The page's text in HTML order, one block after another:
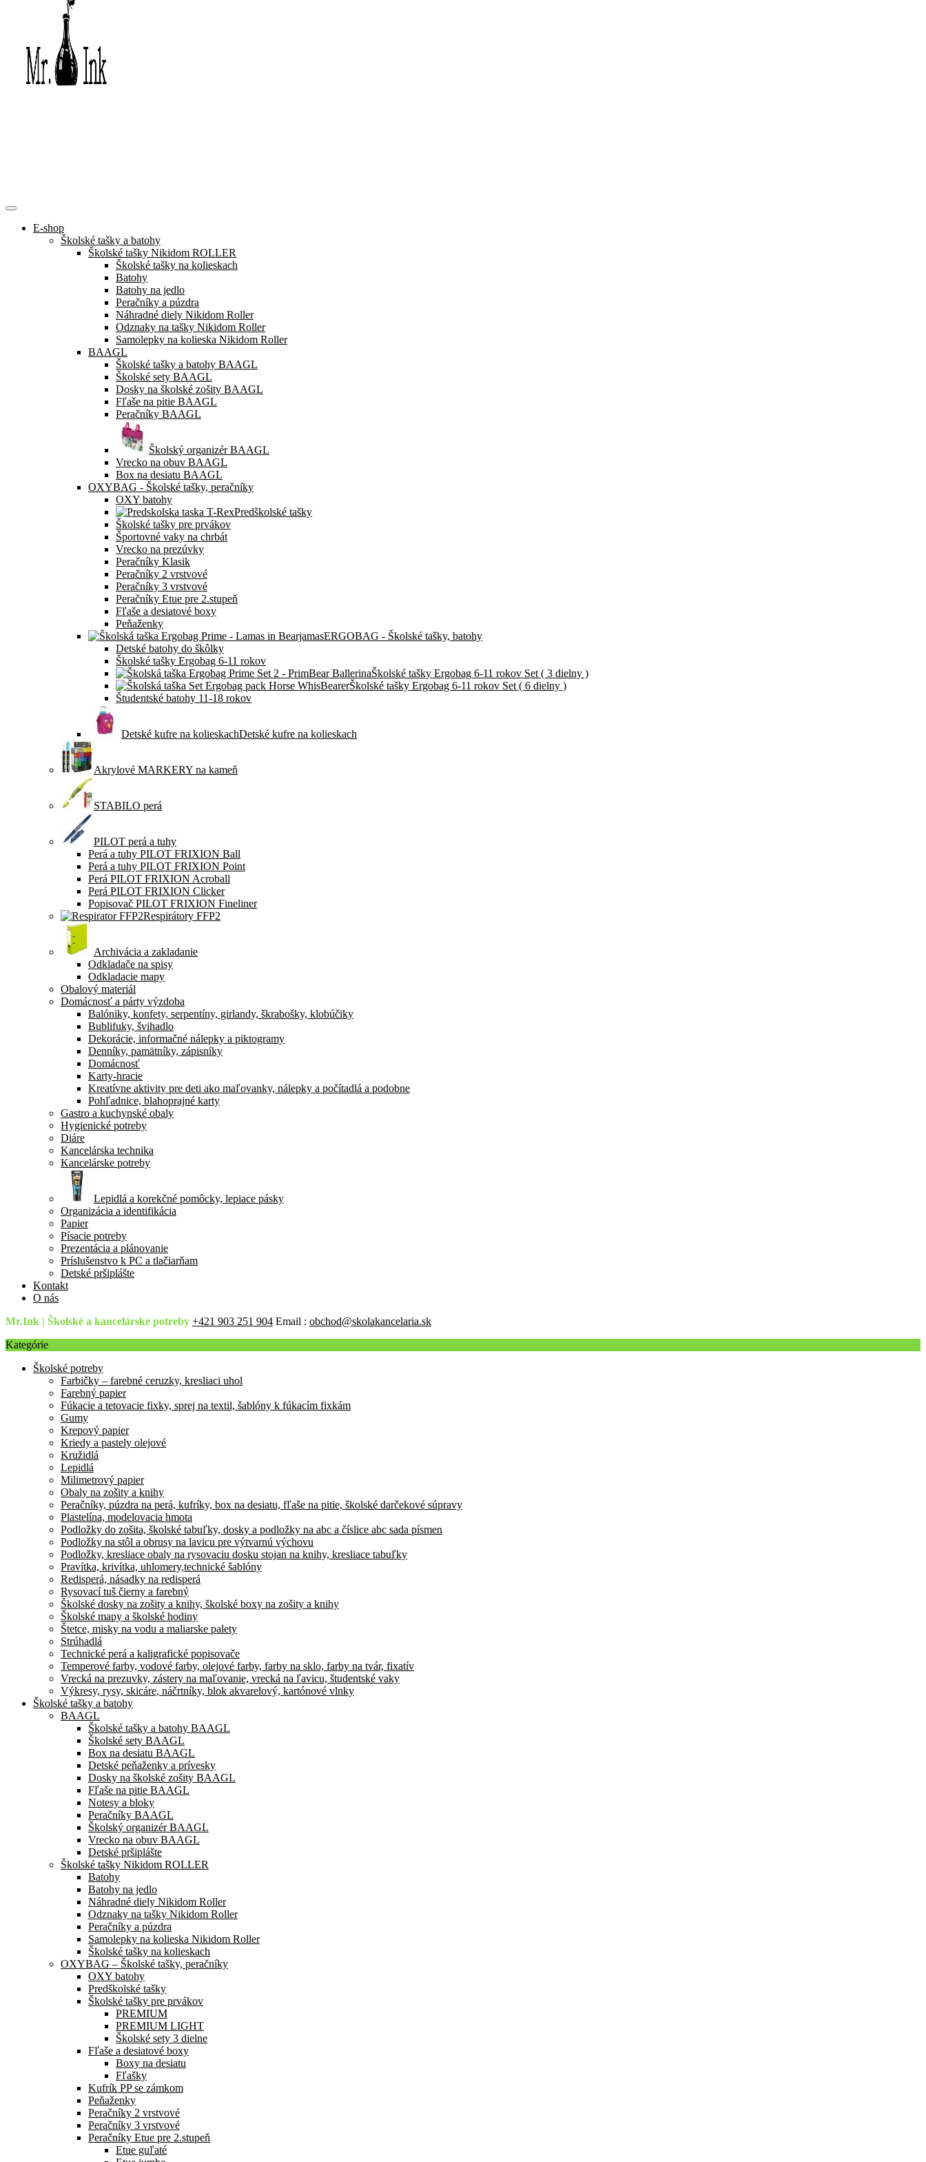
E-shop
Školské tašky a batohy
Školské tašky Nikidom ROLLER
Školské tašky na kolieskach
Batohy
Batohy na jedlo
Peračníky a púzdra
Náhradné diely Nikidom Roller
Odznaky na tašky Nikidom Roller
Samolepky na kolieska Nikidom Roller
BAAGL
Školské tašky a batohy BAAGL
Školské sety BAAGL
Dosky na školské zošity BAAGL
Fľaše na pitie BAAGL
Peračníky BAAGL
Školský organizér BAAGL
Vrecko na obuv BAAGL
Box na desiatu BAAGL
OXYBAG - Školské tašky, peračníky
OXY batohy
Predškolské tašky
Školské tašky pre prvákov
Športovné vaky na chrbát
Vrecko na prezúvky
Peračníky Klasik
Peračníky 2 vrstvové
Peračníky 3 vrstvové
Peračníky Etue pre 2.stupeň
Fľaše a desiatové boxy
Peňaženky
ERGOBAG - Školské tašky, batohy
Detské batohy do škôlky
Školské tašky Ergobag 6-11 rokov
Školské tašky Ergobag 6-11 rokov Set ( 3 dielny )
Školské tašky Ergobag 6-11 rokov Set ( 6 dielny )
Študentské batohy 11-18 rokov
Detské kufre na kolieskachDetské kufre na kolieskach
Akrylové MARKERY na kameň
STABILO perá
PILOT perá a tuhy
Perá a tuhy PILOT FRIXION Ball
Perá a tuhy PILOT FRIXION Point
Perá PILOT FRIXION Acroball
Perá PILOT FRIXION Clicker
Popisovač PILOT FRIXION Fineliner
Respirátory FFP2
Archivácia a zakladanie
Odkladače na spisy
Odkladacie mapy
Obalový materiál
Domácnosť a párty výzdoba
Balóniky, konfety, serpentíny, girlandy, škrabošky, klobúčiky
Bublifuky, švihadlo
Dekorácie, informačné nálepky a piktogramy
Denníky, pamätníky, zápisníky
Domácnosť
Karty-hracie
Kreatívne aktivity pre deti ako maľovanky, nálepky a počítadlá a podobne
Pohľadnice, blahoprajné karty
Gastro a kuchynské obaly
Hygienické potreby
Diáre
Kancelárska technika
Kancelárske potreby
Lepidlá a korekčné pomôcky, lepiace pásky
Organizácia a identifikácia
Papier
Písacie potreby
Prezentácia a plánovanie
Príslušenstvo k PC a tlačiarňam
Detské pršiplášte
Kontakt
O nás
Mr.Ink | Školské a kancelárske potreby +421 903 251 904 Email : obchod@skolakancelaria.sk
Kategórie
Školské potreby
Farbičky – farebné ceruzky, kresliaci uhol
Farebný papier
Fúkacie a tetovacie fixky, sprej na textil, šablóny k fúkacím fixkám
Gumy
Krepový papier
Kriedy a pastely olejové
Kružidlá
Lepidlá
Milimetrový papier
Obaly na zošity a knihy
Peračníky, púzdra na perá, kufríky, box na desiatu, fľaše na pitie, školské darčekové súpravy
Plastelína, modelovacia hmota
Podložky do zošita, školské tabuľky, dosky a podložky na abc a číslice abc sada písmen
Podložky na stôl a obrusy na lavicu pre výtvarnú výchovu
Podložky, kresliace obaly na rysovaciu dosku stojan na knihy, kresliace tabuľky
Pravítka, krivítka, uhlomery,technické šablóny
Redisperá, násadky na redisperá
Rysovací tuš čierny a farebný
Školské dosky na zošity a knihy, školské boxy na zošity a knihy
Školské mapy a školské hodiny
Štetce, misky na vodu a maliarske palety
Strúhadlá
Technické perá a kaligrafické popisovače
Temperové farby, vodové farby, olejové farby, farby na sklo, farby na tvár, fixatív
Vrecká na prezuvky, zástery na maľovanie, vrecká na ľavicu, študentské vaky
Výkresy, rysy, skicáre, náčrtníky, blok akvarelový, kartónové vlnky
Školské tašky a batohy
BAAGL
Školské tašky a batohy BAAGL
Školské sety BAAGL
Box na desiatu BAAGL
Detské peňaženky a prívesky
Dosky na školské zošity BAAGL
Fľaše na pitie BAAGL
Notesy a bloky
Peračníky BAAGL
Školský organizér BAAGL
Vrecko na obuv BAAGL
Detské pršiplášte
Školské tašky Nikidom ROLLER
Batohy
Batohy na jedlo
Náhradné diely Nikidom Roller
Odznaky na tašky Nikidom Roller
Peračníky a púzdra
Samolepky na kolieska Nikidom Roller
Školské tašky na kolieskach
OXYBAG – Školské tašky, peračníky
OXY batohy
Predškolské tašky
Školské tašky pre prvákov
PREMIUM
PREMIUM LIGHT
Školské sety 3 dielne
Fľaše a desiatové boxy
Boxy na desiatu
Fľašky
Kufrík PP se zámkom
Peňaženky
Peračníky 2 vrstvové
Peračníky 3 vrstvové
Peračníky Etue pre 2.stupeň
Etue guľaté